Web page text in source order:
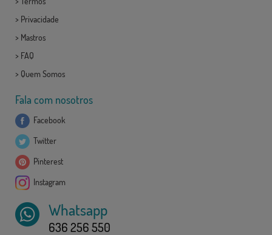
> Privacidade
> Mastros
> FAQ
> Quem Somos
Fala com nosotros
Facebook
Twitter
Pinterest
Instagram
Whatsapp
636 256 550